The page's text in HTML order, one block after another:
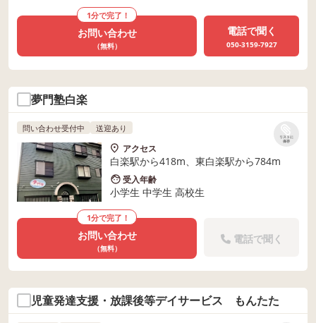
1分で完了！
お問い合わせ
（無料）
電話で聞く
050-3159-7927
夢門塾白楽
リストに
保存
問い合わせ受付中 送迎あり
アクセス
白楽駅から418m、東白楽駅から784m
受入年齢
小学生 中学生 高校生
1分で完了！
お問い合わせ
（無料）
電話で聞く
児童発達支援・放課後等デイサービス もんたた